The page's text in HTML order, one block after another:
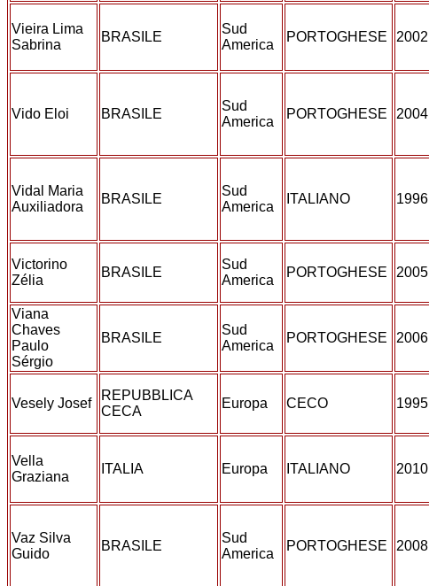
Vieira Lima
Sabrina
BRASILE
Sud
America
PORTOGHESE 2002
Vido Eloi BRASILE
Sud
America
PORTOGHESE 2004
Vidal Maria
Auxiliadora
BRASILE
Sud
America
ITALIANO 1996
Victorino
Zélia
BRASILE
Sud
America
PORTOGHESE 2005
Viana
Chaves
Paulo
Sérgio
BRASILE
Sud
America
PORTOGHESE 2006
Vesely Josef
REPUBBLICA
CECA
Europa CECO 1995
Vella
Graziana
ITALIA Europa ITALIANO 2010
Vaz Silva
Guido
BRASILE
Sud
America
PORTOGHESE 2008